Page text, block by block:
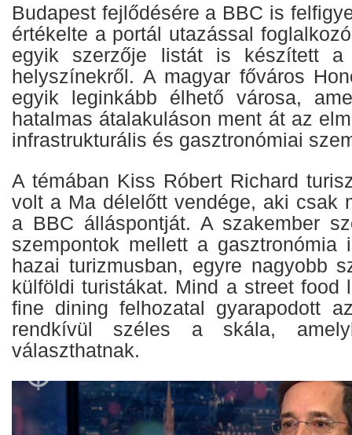
Budapest fejlődésére a BBC is
értékelte a portál utazással
egyik szerzője listát is készített a
helyszínekről. A magyar főváros
egyik leginkább élhető városa,
hatalmas átalakuláson ment át az
infrastrukturális és gasztronómiai
A témában Kiss Róbert Richard
volt a Ma délelőtt vendége, aki csak
a BBC álláspontját. A szakember
szempontok mellett a gasztronómia
hazai turizmusban, egyre nagyobb
külföldi turistákat. Mind a street food
fine dining felhozatal gyarapodott
rendkívül széles a skála,
választhatnak.